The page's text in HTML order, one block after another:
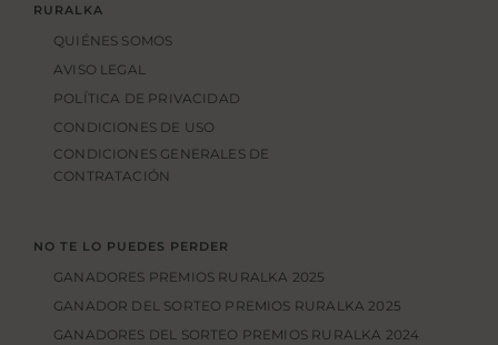
RURALKA
QUIÉNES SOMOS
AVISO LEGAL
POLÍTICA DE PRIVACIDAD
CONDICIONES DE USO
CONDICIONES GENERALES DE
CONTRATACIÓN
NO TE LO PUEDES PERDER
GANADORES PREMIOS RURALKA 2025
GANADOR DEL SORTEO PREMIOS RURALKA 2025
GANADORES DEL SORTEO PREMIOS RURALKA 2024